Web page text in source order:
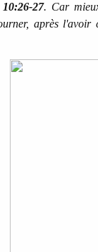
27. Car
après